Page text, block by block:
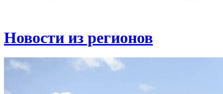
Новости из регионов